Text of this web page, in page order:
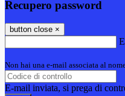
Recupero password
button close ×
Non hai una e-mail associata al
E-mail inviata, si prega di